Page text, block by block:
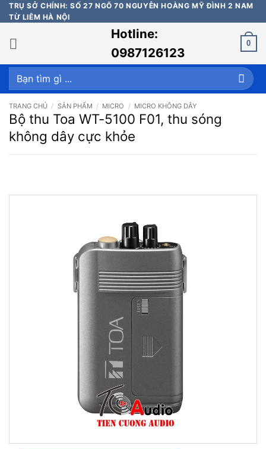
Bỏ
qua
nội
dung
TRỤ SỞ CHÍNH: SỐ 27 NGÕ 70 NGUYỄN HOÀNG MỸ ĐÌNH 2 NAM
TỪ LIÊM HÀ NỘI
Hotline:
0987126123
0
Tìm
kiếm:
TRANG CHỦ / SẢN PHẨM / MICRO / MICRO KHÔNG DÂY
Bộ thu Toa WT-5100 F01, thu sóng
không dây cực khỏe